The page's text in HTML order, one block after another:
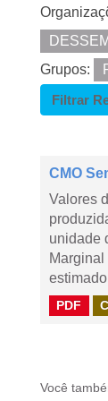
DESSEM
Grupos:
Filtrar
CMO
Valores
unidade
PDF
Você